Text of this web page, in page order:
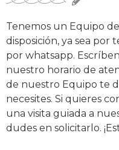
Tenemos un Equipo
disposición, ya sea
por whatsapp.
nuestro horario de
de nuestro Equipo te
necesites. Si quieres
una visita guiada a
dudes en solicitarlo.